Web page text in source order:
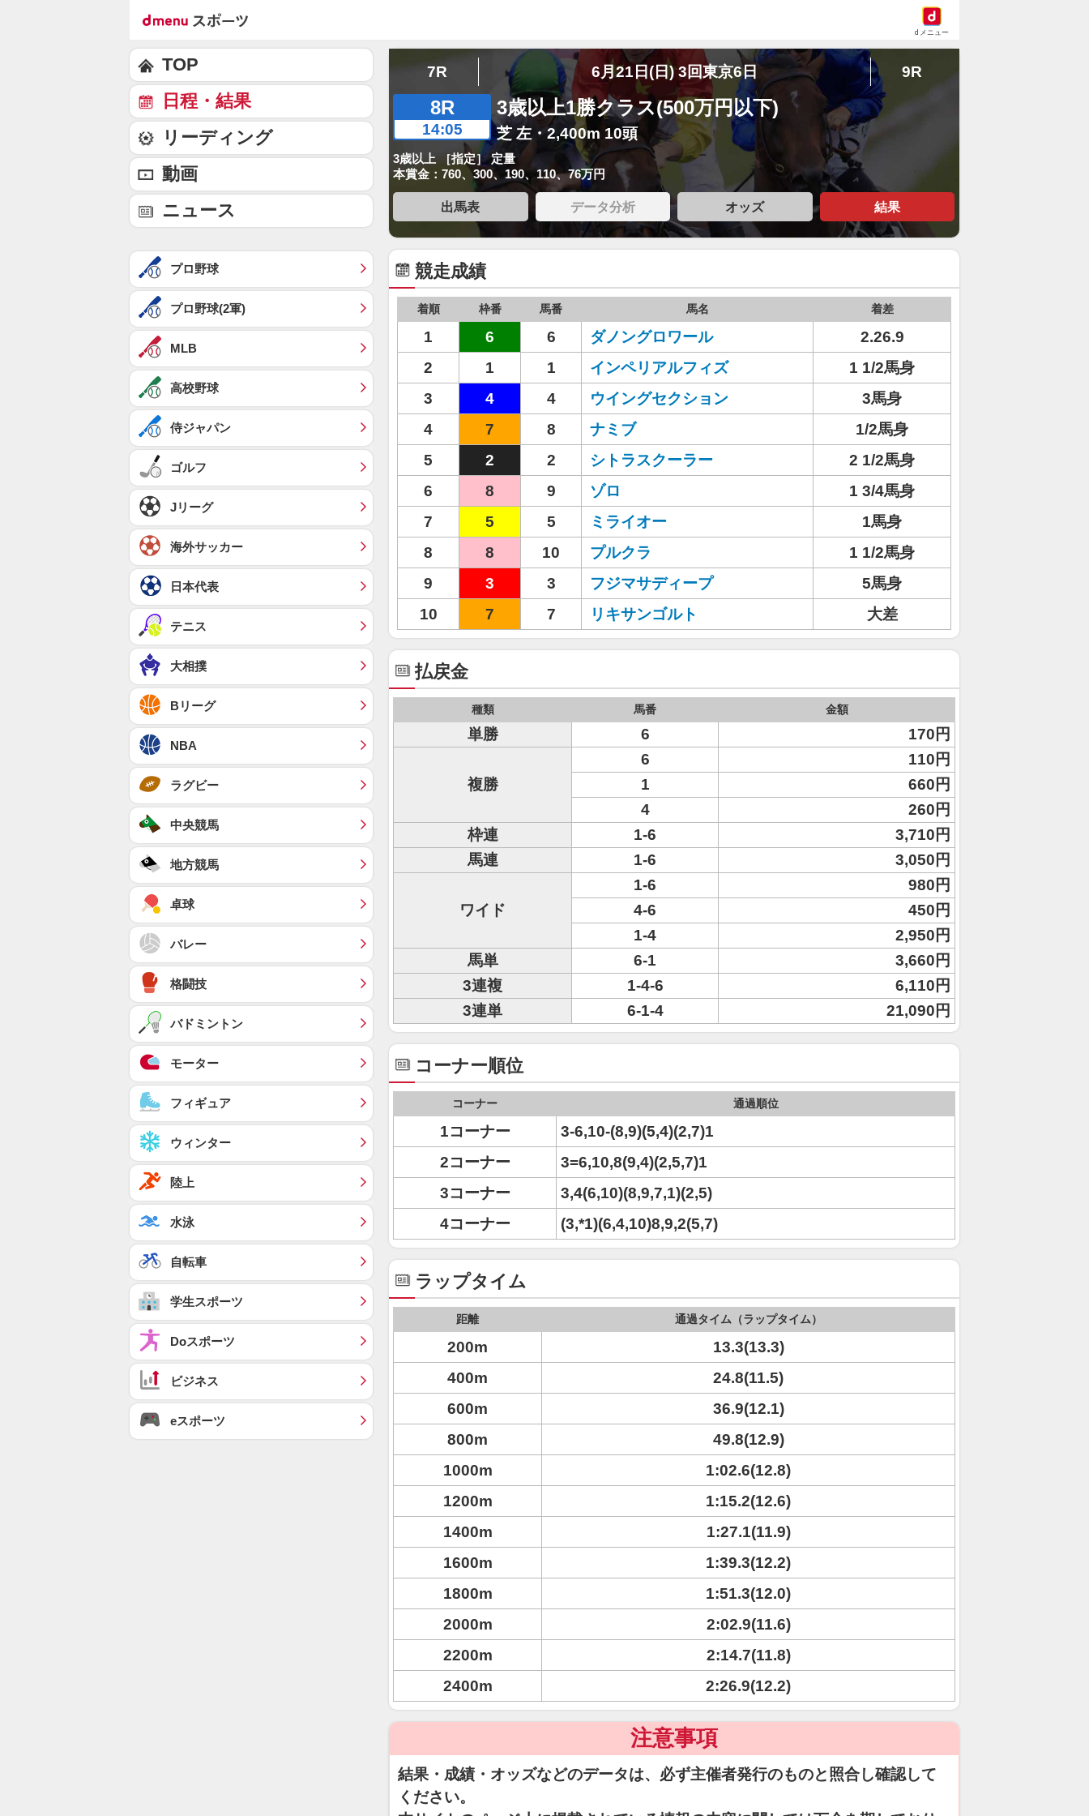
dメニュー
7R 6月21日(日) 3回東京6日 9R
8R
14:05
3歳以上1勝クラス(500万円以下)
芝 左・2,400m 10頭
3歳以上 ［指定］ 定量
本賞金：760、300、190、110、76万円
出馬表 データ分析 オッズ 結果
競走成績
着順 枠番 馬番 馬名 着差
1 6 6 ダノングロワール
2.26.9
2
1 1 インペリアルフィズ
1 1/2馬身
3
4 4 ウイングセクション
3馬身
4
7 8 ナミブ
1/2馬身
5
2 2 シトラスクーラー
2 1/2馬身
6
8 9 ゾロ
1 3/4馬身
7
5 5 ミライオー
1馬身
8
8 10 プルクラ
1 1/2馬身
9
3 3 フジマサディープ
5馬身
10
7 7 リキサンゴルト 大差
払戻金
種類 馬番 金額
単勝 6 170円
複勝
6
110円
1
660円
4
260円
枠連
1-6
3,710円
馬連
1-6 3,050円
ワイド
1-6
980円
4-6
450円
1-4
2,950円
馬単
6-1
3,660円
3連複
1-4-6
6,110円
3連単
6-1-4 21,090円
コーナー順位
コーナー 通過順位
1コーナー
3-6,10-(8,9)(5,4)(2,7)1
2コーナー
3=6,10,8(9,4)(2,5,7)1
3コーナー
3,4(6,10)(8,9,7,1)(2,5)
4コーナー
(3,*1)(6,4,10)8,9,2(5,7)
ラップタイム
距離 通過タイム（ラップタイム）
200m
13.3(13.3)
400m
24.8(11.5)
600m
36.9(12.1)
800m
49.8(12.9)
1000m
1:02.6(12.8)
1200m
1:15.2(12.6)
1400m
1:27.1(11.9)
1600m
1:39.3(12.2)
1800m
1:51.3(12.0)
2000m
2:02.9(11.6)
2200m
2:14.7(11.8)
2400m
2:26.9(12.2)
注意事項
結果・成績・オッズなどのデータは、必ず主催者発行のものと照合し確認して
ください。
TOP
日程・結果
リーディング
動画
ニュース
プロ野球
プロ野球(2軍)
MLB
高校野球
侍ジャパン
ゴルフ
Jリーグ
海外サッカー
日本代表
テニス
大相撲
Bリーグ
NBA
ラグビー
中央競馬
地方競馬
卓球
バレー
格闘技
バドミントン
モーター
フィギュア
ウィンター
陸上
水泳
自転車
学生スポーツ
Doスポーツ
ビジネス
eスポーツ